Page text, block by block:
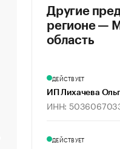
«От спорта тело
создавшей GTA
«Деньги будут не
Функции
управления
ЕС разрешил
Стресс обеспеченных
Другие
регионе —
область
ДЕЙСТВУЕТ
ИП Лихачева
ИНН:
ДЕЙСТВУЕТ